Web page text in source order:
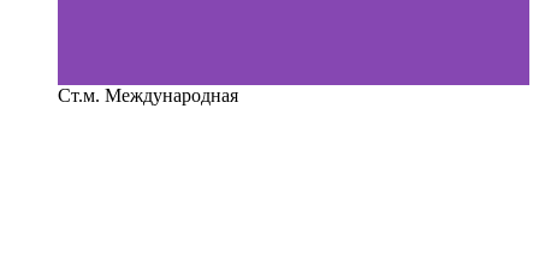
Ст.м. Международная